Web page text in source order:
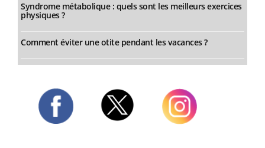
Syndrome métabolique : quels sont les meilleurs exercices
physiques ?
Comment éviter une otite pendant les vacances ?